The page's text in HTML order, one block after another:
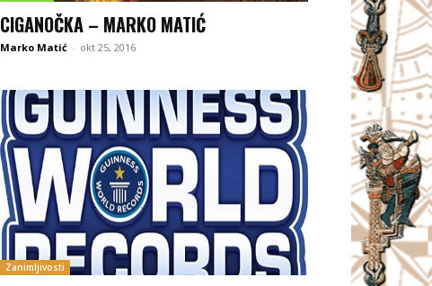
CIGANOČKA – MARKO MATIĆ
Marko Matić - okt 25, 2016
Zanimljivosti